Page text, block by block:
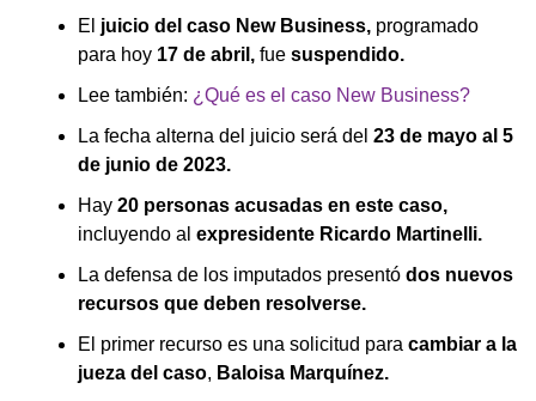
El juicio del caso New Business, programado
para hoy 17 de abril, fue suspendido.
Lee también: ¿Qué es el caso New Business?
La fecha alterna del juicio será del 23 de mayo al 5
de junio de 2023.
Hay 20 personas acusadas en este caso,
incluyendo al expresidente Ricardo Martinelli.
La defensa de los imputados presentó dos nuevos
recursos que deben resolverse.
El primer recurso es una solicitud para cambiar a la
jueza del caso, Baloisa Marquínez.